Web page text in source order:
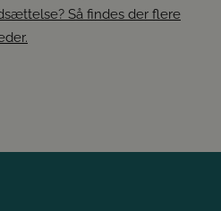
Så findes der flere